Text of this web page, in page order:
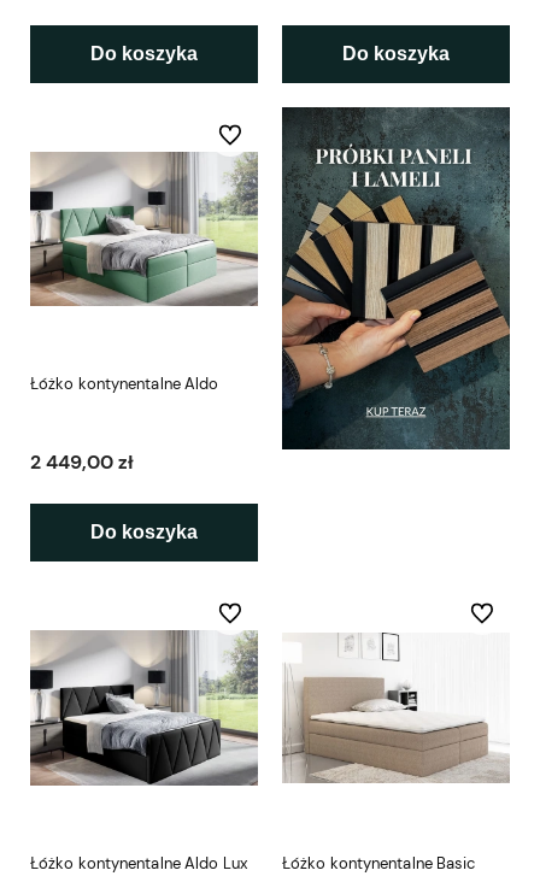
Do koszyka Do koszyka
Łóżko kontynentalne Aldo
2 449,00 zł
Do koszyka
Do ulubionych
Łóżko kontynentalne Aldo Lux
Do ulubionych
Łóżko kontynentalne Basic
Do